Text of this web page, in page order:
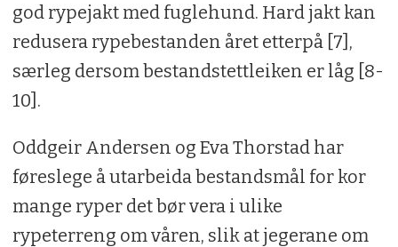
god rypejakt med fuglehund. Hard jakt kan
redusera rypebestanden året etterpå [7],
særleg dersom bestandstettleiken er låg [8-
10].
Oddgeir Andersen og Eva Thorstad har
føreslege å utarbeida bestandsmål for kor
mange ryper det bør vera i ulike
rypeterreng om våren, slik at jegerane om